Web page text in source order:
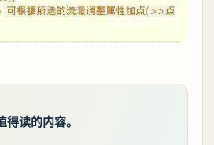
读的内容。